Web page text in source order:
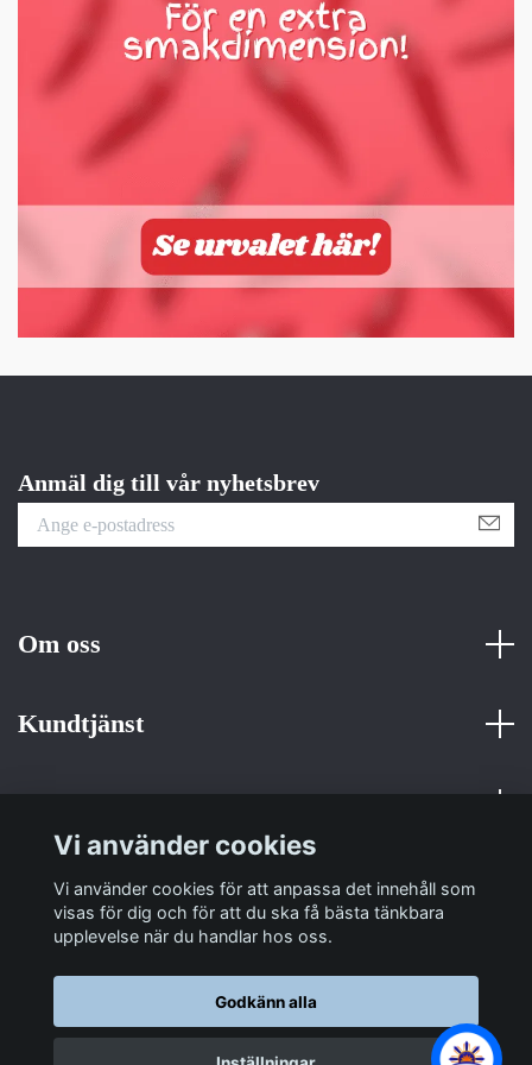
Anmäl dig till vår nyhetsbrev
Om oss
Kundtjänst
Sociala medier
© 2026 Sulit Trading
Vi använder cookies
Vi använder cookies för att anpassa det innehåll som
visas för dig och för att du ska få bästa tänkbara
upplevelse när du handlar hos oss.
Godkänn alla